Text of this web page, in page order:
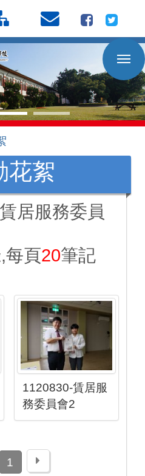
花絮
居服務委員
每頁20筆記
1120830-賃居服
務委員會2
1 下一頁